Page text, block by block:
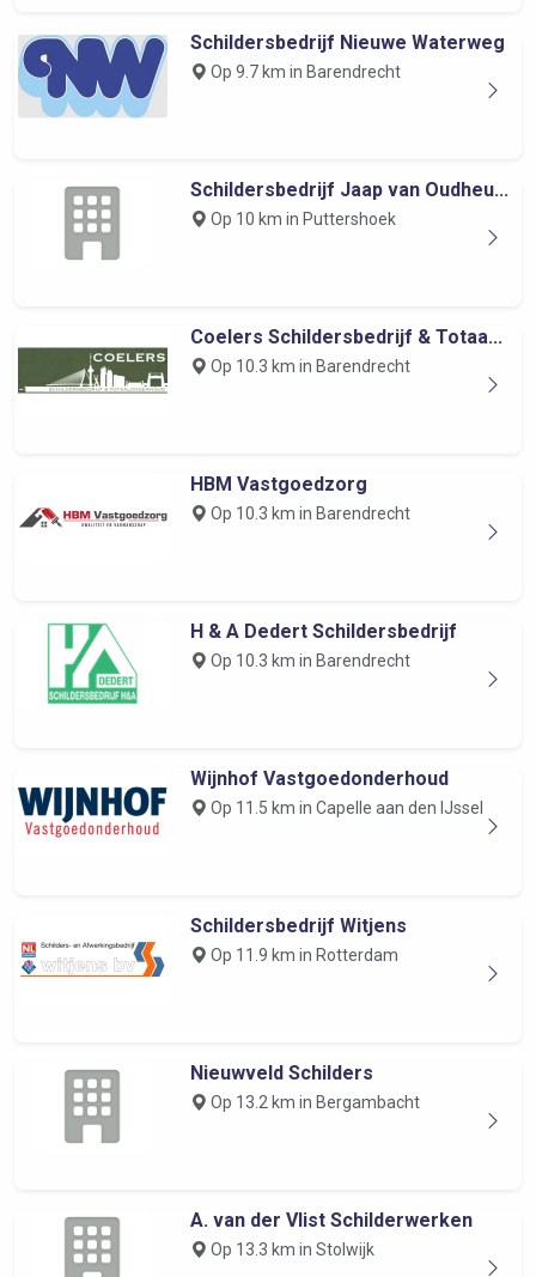
Schildersbedrijf Nieuwe Waterweg
Op 9.7 km in Barendrecht
Schildersbedrijf Jaap van Oudheu...
Op 10 km in Puttershoek
Coelers Schildersbedrijf & Totaa...
Op 10.3 km in Barendrecht
HBM Vastgoedzorg
Op 10.3 km in Barendrecht
H & A Dedert Schildersbedrijf
Op 10.3 km in Barendrecht
Wijnhof Vastgoedonderhoud
Op 11.5 km in Capelle aan den IJssel
Schildersbedrijf Witjens
Op 11.9 km in Rotterdam
Nieuwveld Schilders
Op 13.2 km in Bergambacht
A. van der Vlist Schilderwerken
Op 13.3 km in Stolwijk